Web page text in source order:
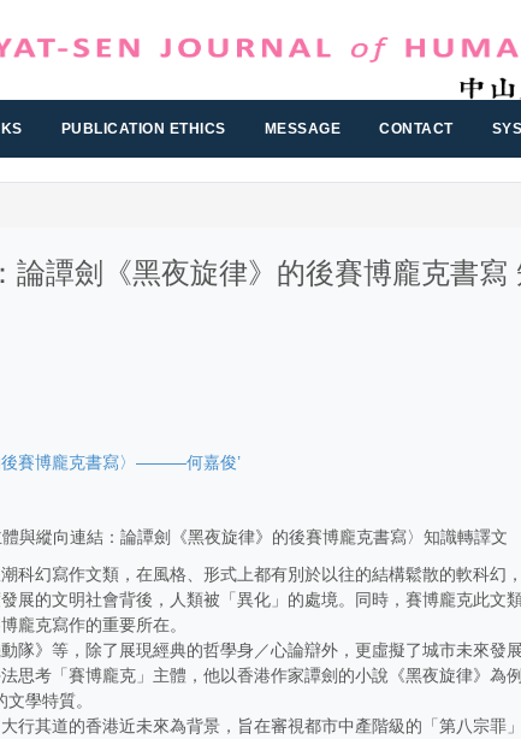
PUBLICATION ETHICS MESSAGE CONTACT
譚劍《黑夜旋律》的後賽博龐克書寫
後賽博龐克書寫〉———何嘉俊’
體與縱向連結：論譚劍《黑夜旋律》的後賽博龐克書寫〉知識轉譯文
科幻寫作文類，在風格、形式上都有別於以往的結構鬆散的軟科幻
展的文明社會背後，人類被「異化」的處境。同時，賽博龐克此文
龐克寫作的重要所在。
隊》等，除了展現經典的哲學身／心論辯外，更虛擬了城市未來發
思考「賽博龐克」主體，他以香港作家譚劍的小說《黑夜旋律》為
學特質。
行其道的香港近未來為背景，旨在審視都市中產階級的「第八宗